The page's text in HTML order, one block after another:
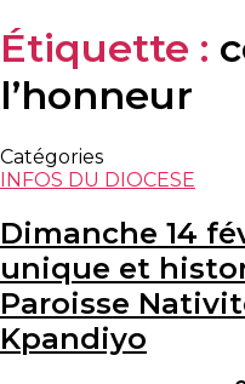
Étiquette :
l’honneur
Catégories
INFOS DU DIOCESE
Dimanche 14
unique et
Paroisse
Kpandiyo